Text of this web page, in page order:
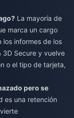
La mayoría de
marca un cargo
los informes de los
3D Secure y vuelve
o el tipo de tarjeta,
pero se
es una retención